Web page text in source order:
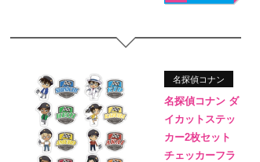
名探偵コナン
名探偵コナン ダ
イカットステッ
カー2枚セット
チェッカーフラ